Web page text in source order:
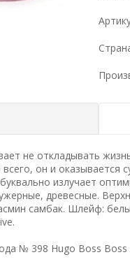
не откладывать
он и
излучает
древесные.
самбак. Шлейф:
№ 398 Hugo Boss Boss